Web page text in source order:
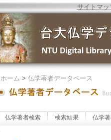
サイトマッ
ホーム > 仏学著者データベース
仏学著者検索 検索結果 仏学